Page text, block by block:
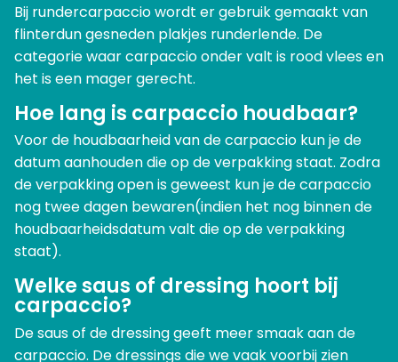
Bij rundercarpaccio wordt er gebruik gemaakt van
flinterdun gesneden plakjes runderlende. De
categorie waar carpaccio onder valt is rood vlees en
het is een mager gerecht.
Hoe lang is carpaccio houdbaar?
Voor de houdbaarheid van de carpaccio kun je de
datum aanhouden die op de verpakking staat. Zodra
de verpakking open is geweest kun je de carpaccio
nog twee dagen bewaren(indien het nog binnen de
houdbaarheidsdatum valt die op de verpakking
staat).
Welke saus of dressing hoort bij
carpaccio?
De saus of de dressing geeft meer smaak aan de
carpaccio. De dressings die we vaak voorbij zien